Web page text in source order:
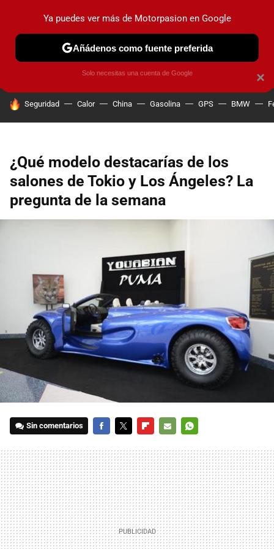
PRUEBAS COCHES ELÉCTRICOS OBSERVATORIO
HOY SE HABLA DE
Seguridad Calor China Gasolina GPS BMW
¿Qué modelo destacarías de los
salones de Tokio y Los Ángeles? La
pregunta de la semana
Sin comentarios
MAIL
×
Ya puedes ver más de Motorpasion en Google
Añádenos como fuente preferida
Solo necesitas una cuenta de Google